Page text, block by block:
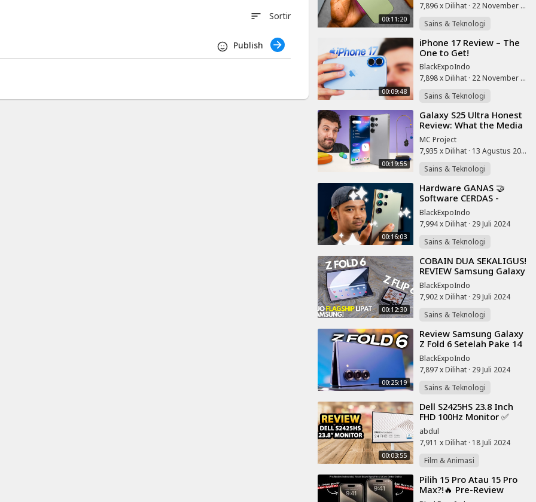
00:11:20
7,896 x Dilihat · 22 November 2025
Sains & Teknologi
00:09:48
⁣iPhone 17 Review – The
One to Get!
BlackExpoIndo
7,898 x Dilihat · 22 November 2025
Sains & Teknologi
00:19:55
⁣Galaxy S25 Ultra Honest
Review: What the Media
Didn't Mention
MC Project
7,935 x Dilihat · 13 Agustus 2025
Sains & Teknologi
00:16:03
⁣Hardware GANAS 🤝
Software CERDAS -
Review Samsung S24
Ultra Indonesia!
BlackExpoIndo
7,994 x Dilihat · 29 Juli 2024
Sains & Teknologi
00:12:30
⁣COBAIN DUA SEKALIGUS!
REVIEW Samsung Galaxy
Z Fold 6 dan Galaxy Z Flip
6 Indonesia! Pilih Yang
MANA?
BlackExpoIndo
7,902 x Dilihat · 29 Juli 2024
Sains & Teknologi
00:25:19
⁣Review Samsung Galaxy
Z Fold 6 Setelah Pake 14
Hari
BlackExpoIndo
7,897 x Dilihat · 29 Juli 2024
Sains & Teknologi
00:03:55
⁣Dell S2425HS 23.8 Inch
FHD 100Hz Monitor ✅
Review
abdul
7,911 x Dilihat · 18 Juli 2024
Film & Animasi
⁣Pilih 15 Pro Atau 15 Pro
Max?!🔥 Pre-Review
iPhone 15 Pro, Cara
sort Sortir
Publish